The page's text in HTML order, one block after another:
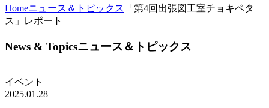
Homeニュース＆トピックス
「第4回出張図工室チョキペタ
ス」レポート
News & Topicsニュース＆トピックス
イベント
2025.01.28